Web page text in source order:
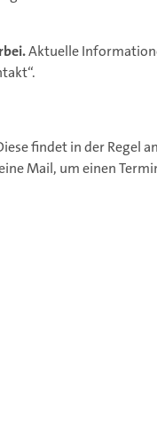
Aktuelle
findet in der Regel
Mail, um einen